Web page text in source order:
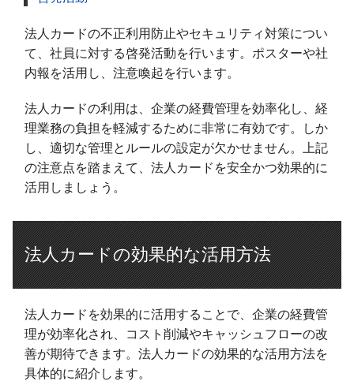
法人カードの不正利用防止やセキュリティ対策につい
て、社員に対する啓発活動を行います。ポスターや社
内報を活用し、注意喚起を行います。
法人カードの利用は、企業の経費管理を効率化し、経
理業務の負担を軽減するために非常に有効です。しか
し、適切な管理とルールの設定が欠かせません。上記
の注意点を踏まえて、法人カードを安全かつ効果的に
活用しましょう。
法人カードの効果的な活用方法
法人カードを効果的に活用することで、企業の経費管
理が効率化され、コスト削減やキャッシュフローの改
善が期待できます。法人カードの効果的な活用方法を
具体的に紹介します。